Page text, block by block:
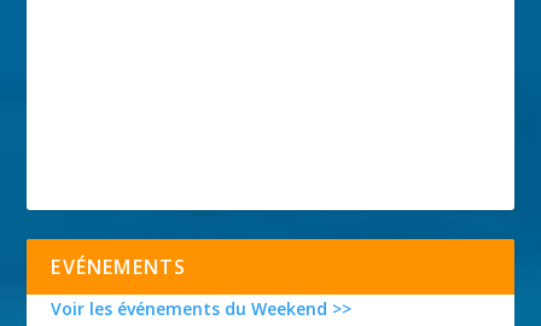
EVÉNEMENTS
Voir les événements du Weekend >>